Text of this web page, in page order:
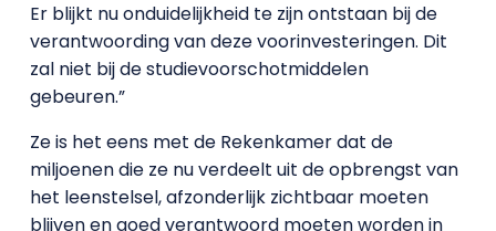
Er blijkt nu onduidelijkheid te zijn ontstaan bij de
verantwoording van deze voorinvesteringen. Dit
zal niet bij de studievoorschotmiddelen
gebeuren.”
Ze is het eens met de Rekenkamer dat de
miljoenen die ze nu verdeelt uit de opbrengst van
het leenstelsel, afzonderlijk zichtbaar moeten
blijven en goed verantwoord moeten worden in